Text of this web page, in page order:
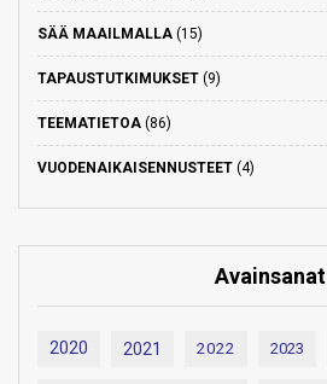
SÄÄ MAAILMALLA (15)
TAPAUSTUTKIMUKSET (9)
TEEMATIETOA (86)
VUODENAIKAISENNUSTEET (4)
Avainsanat
2020 2021 2022 2023